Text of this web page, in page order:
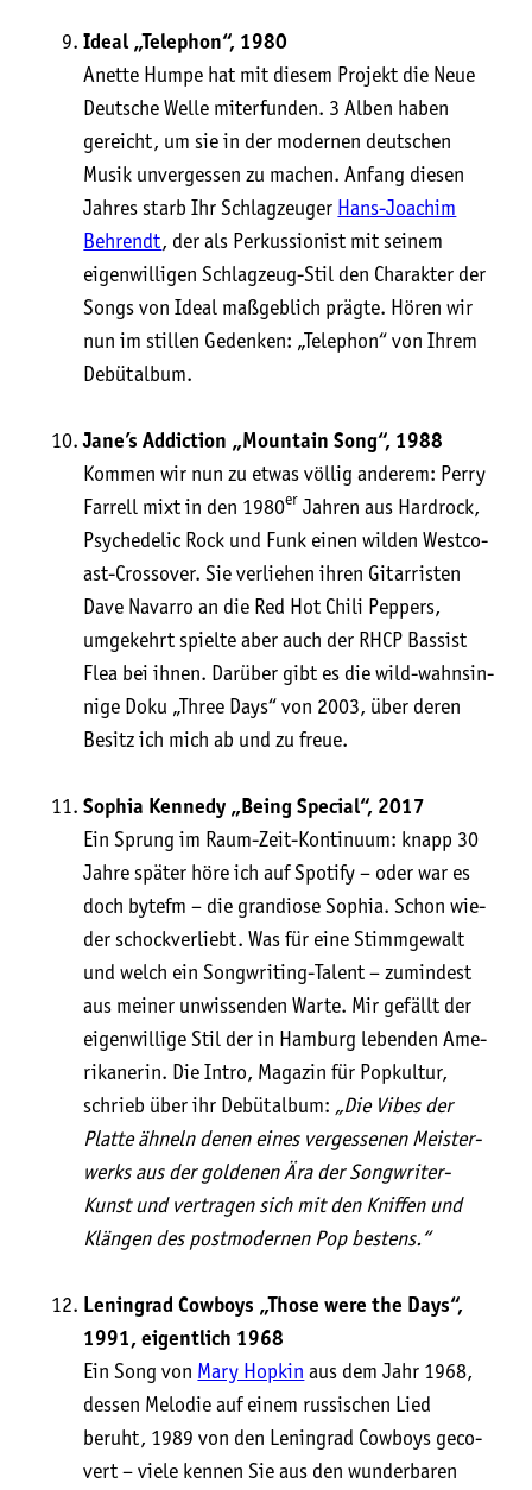
Ide­al „Tele­phon“, 1980
Anet­te Hum­pe hat mit die­sem Pro­jekt die Neue
Deut­sche Wel­le mit­er­fun­den. 3 Alben haben
gereicht, um sie in der moder­nen deut­schen
Musik unver­ges­sen zu machen. Anfang die­sen
Jah­res starb Ihr Schlag­zeu­ger Hans-Joa­chim
Beh­rendt, der als Per­kus­sio­nist mit sei­nem
eigen­wil­li­gen Schlag­zeug-Stil den Cha­rak­ter der
Songs von Ide­al maß­geb­lich präg­te. Hören wir
nun im stil­len Geden­ken: „Tele­phon“ von Ihrem
Debütalbum.
Jane’s Addic­tion „Moun­tain Song“, 1988
Kom­men wir nun zu etwas völ­lig ande­rem: Per­ry
Far­rell mixt in den 1980er Jah­ren aus Hard­rock,
Psy­che­de­lic Rock und Funk einen wil­den West­co­
ast-Cross­over. Sie ver­lie­hen ihren Gitar­ris­ten
Dave Navar­ro an die Red Hot Chi­li Pep­pers,
umge­kehrt spiel­te aber auch der RHCP Bas­sist
Flea bei ihnen. Dar­über gibt es die wild-wahn­sin­
ni­ge Doku „Three Days“ von 2003, über deren
Besitz ich mich ab und zu freue.
Sophia Ken­ne­dy „Being Spe­cial“, 2017
Ein Sprung im Raum-Zeit-Kon­ti­nu­um: knapp 30
Jah­re spä­ter höre ich auf Spo­ti­fy – oder war es
doch bytefm – die gran­dio­se Sophia. Schon wie­
der schock­ver­liebt. Was für eine Stimm­ge­walt
und welch ein Song­wri­ting-Talent – zumin­dest
aus mei­ner unwis­sen­den War­te. Mir gefällt der
eigen­wil­li­ge Stil der in Ham­burg leben­den Ame­
ri­ka­ne­rin. Die Intro, Maga­zin für Pop­kul­tur,
schrieb über ihr Debüt­al­bum: „Die Vibes der
Plat­te ähneln denen eines ver­ges­se­nen Meis­ter­
werks aus der gol­de­nen Ära der Song­wri­ter-
Kunst und ver­tra­gen sich mit den Knif­fen und
Klän­gen des post­mo­der­nen Pop bestens.“
Lenin­grad Cow­boys „Tho­se were the Days“,
1991, eigent­lich 1968
Ein Song von Mary Hop­kin aus dem Jahr 1968,
des­sen Melo­die auf einem rus­si­schen Lied
beruht, 1989 von den Lenin­grad Cow­boys geco­
vert – vie­le ken­nen Sie aus den wun­der­ba­ren